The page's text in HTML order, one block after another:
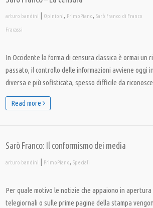
arturo bandini | Opinioni, PrimoPiano, Sarò franco di Franco
Fracassi
In Occidente la forma di censura classica è ormai un
passato, il controllo delle informazioni avviene oggi
diversa e più sofisticata, spesso difficile da
Read more
Sarò Franco: Il conformismo dei media
arturo bandini | PrimoPiano, Speciali
Per quale motivo le notizie che appaiono in apertura
telegiornali o sulle prime pagine della stampa